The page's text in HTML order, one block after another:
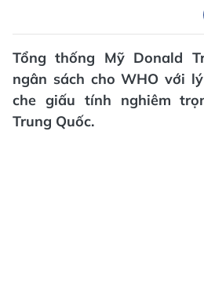
Tổng thống Mỹ Donald
ngân sách cho WHO với
che giấu tính nghiêm
Trung Quốc.